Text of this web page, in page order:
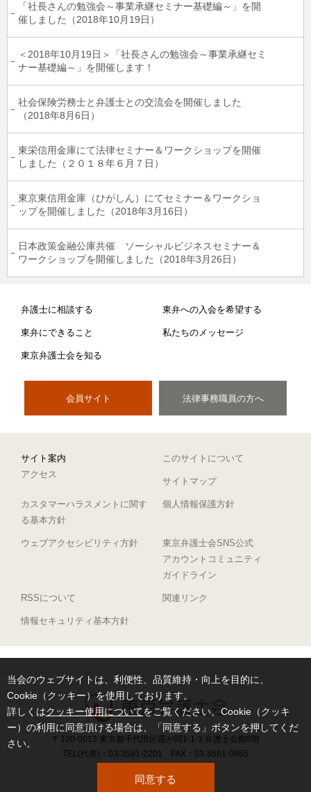
「社長さんの勉強会～事業承継セミナー基礎編～」を開
催しました（2018年10月19日）
＜2018年10月19日＞「社長さんの勉強会～事業承継セミ
ナー基礎編～」を開催します！
社会保険労務士と弁護士との交流会を開催しました
（2018年8月6日）
東栄信用金庫にて法律セミナー＆ワークショップを開催
しました（２０１８年６月７日）
東京東信用金庫（ひがしん）にてセミナー＆ワークショ
ップを開催しました（2018年3月16日）
日本政策金融公庫共催 ソーシャルビジネスセミナー＆
ワークショップを開催しました（2018年3月26日）
当会のウェブサイトは、利便性、品質維持・向上を目的に、
Cookie（クッキー）を使用しております。
詳しくはクッキー使用についてをご覧ください。Cookie（クッキ
ー）の利用に同意頂ける場合は、「同意する」ボタンを押してくだ
さい。
同意する
弁護士に相談する 東弁への入会を希望する
東弁にできること 私たちのメッセージ
東京弁護士会を知る
会員サイト 法律事務職員の方へ
サイト案内
このサイトについて
アクセス
サイトマップ
カスタマーハラスメントに関す
る基本方針
個人情報保護方針
ウェブアクセシビリティ方針
東京弁護士会SNS公式
アカウントコミュニティ
ガイドライン
RSSについて 関連リンク
情報セキュリティ基本方針
〒100-0013 東京都千代田区霞が関1-1-3 弁護士会館6階
TEL(代表)：03-3581-2201 FAX：03-3581-0865